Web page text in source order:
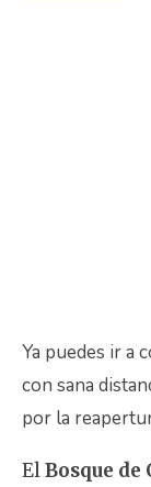
Ya puedes ir a
con sana
por la
ElBosque de